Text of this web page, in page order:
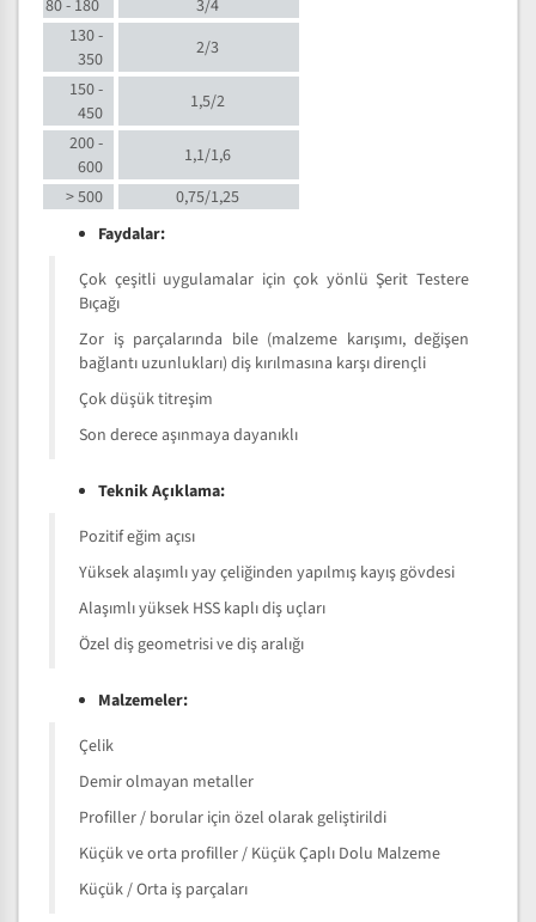
80 - 180
3/4
130 -
350
2/3
150 -
450
1,5/2
200 -
600
1,1/1,6
> 500
0,75/1,25
Faydalar:
Çok çeşitli uygulamalar için çok yönlü Şerit Testere
Bıçağı
Zor iş parçalarında bile (malzeme karışımı, değişen
bağlantı uzunlukları) diş kırılmasına karşı dirençli
Çok düşük titreşim
Son derece aşınmaya dayanıklı
Teknik Açıklama:
Pozitif eğim açısı
Yüksek alaşımlı yay çeliğinden yapılmış kayış gövdesi
Alaşımlı yüksek HSS kaplı diş uçları
Özel diş geometrisi ve diş aralığı
Malzemeler:
Çelik
Demir olmayan metaller
Profiller / borular için özel olarak geliştirildi
Küçük ve orta profiller / Küçük Çaplı Dolu Malzeme
Küçük / Orta iş parçaları